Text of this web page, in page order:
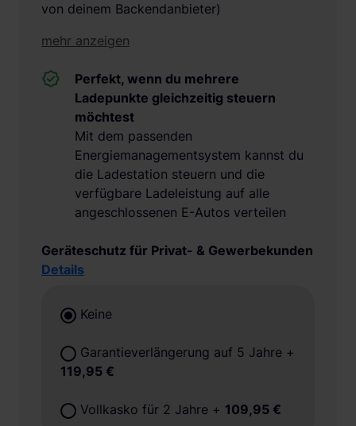
von deinem Backendanbieter)
mehr anzeigen
Geräteschutz für Privat- & Gewerbekunden
Details
Keine
Garantieverlängerung auf 5 Jahre +
119,95 €
Vollkasko für 2 Jahre + 109,95 €
Perfekt, wenn du mehrere
Ladepunkte gleichzeitig steuern
möchtest
Mit dem passenden
Energiemanagementsystem kannst du
die Ladestation steuern und die
verfügbare Ladeleistung auf alle
angeschlossenen E-Autos verteilen